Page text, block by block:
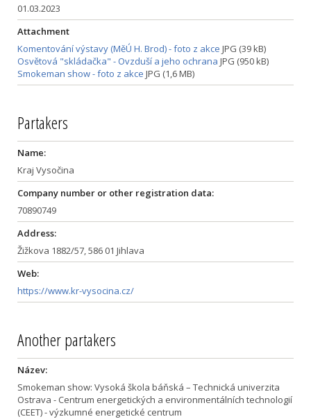
01.03.2023
Attachment
Komentování výstavy (MěÚ H. Brod) - foto z akce JPG (39 kB)
Osvětová "skládačka" - Ovzduší a jeho ochrana JPG (950 kB)
Smokeman show - foto z akce JPG (1,6 MB)
Partakers
Name:
Kraj Vysočina
Company number or other registration data:
70890749
Address:
Žižkova 1882/57, 586 01 Jihlava
Web:
https://www.kr-vysocina.cz/
Another partakers
Název:
Smokeman show: Vysoká škola báňská – Technická univerzita
Ostrava - Centrum energetických a environmentálních technologií
(CEET) - výzkumné energetické centrum